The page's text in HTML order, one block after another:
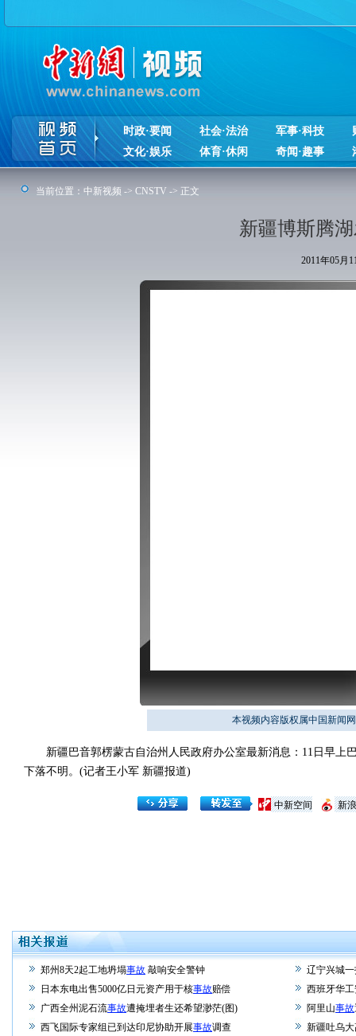
时政·要闻 社会·法治 军事·科技
文化·娱乐
体育·休闲 奇闻·趣事
当前位置： 中新视频 -> CNSTV -> 正文
新疆博斯腾
2011年05月
本视频内容版权属中国新闻
新疆巴音郭楞蒙古自治州人民政府办公室最新消息：11日早上
下落不明。(记者王小军 新疆报道)
新
中新空间
郑州8天2起工地坍塌事故 敲响安全警钟
辽宁兴城
日本东电出售5000亿日元资产用于核事故赔偿
西班牙华
广西全州泥石流事故遭掩埋者生还希望渺茫(图) 阿里山事故
西飞国际专家组已到达印尼协助开展事故调查 新疆吐乌